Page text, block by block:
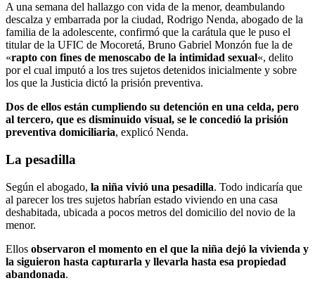
A una semana del hallazgo con vida de la menor, deambulando
descalza y embarrada por la ciudad, Rodrigo Nenda, abogado de la
familia de la adolescente, confirmó que la carátula que le puso el
titular de la UFIC de Mocoretá, Bruno Gabriel Monzón fue la de
«rapto con fines de menoscabo de la intimidad sexual«, delito
por el cual imputó a los tres sujetos detenidos inicialmente y sobre
los que la Justicia dictó la prisión preventiva.
Dos de ellos están cumpliendo su detención en una celda, pero
al tercero, que es disminuido visual, se le concedió la prisión
preventiva domiciliaria, explicó Nenda.
La pesadilla
Según el abogado, la niña vivió una pesadilla. Todo indicaría que
al parecer los tres sujetos habrían estado viviendo en una casa
deshabitada, ubicada a pocos metros del domicilio del novio de la
menor.
Ellos observaron el momento en el que la niña dejó la vivienda y
la siguieron hasta capturarla y llevarla hasta esa propiedad
abandonada.